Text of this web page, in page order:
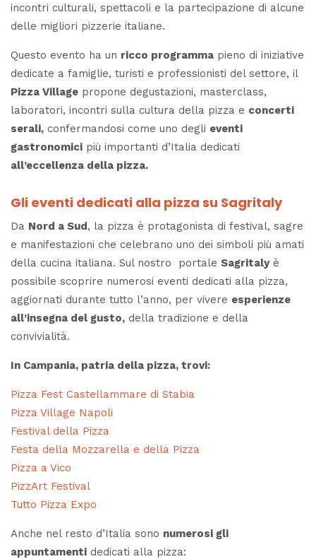
incontri culturali, spettacoli e la partecipazione di alcune
delle migliori pizzerie italiane.
Questo evento ha un ricco programma pieno di iniziative
dedicate a famiglie, turisti e professionisti del settore, il
Pizza Village propone degustazioni, masterclass,
laboratori, incontri sulla cultura della pizza e concerti
serali, confermandosi come uno degli eventi
gastronomici più importanti d’Italia dedicati
all’eccellenza della pizza.
Gli eventi dedicati alla pizza su Sagritaly
Da Nord a Sud, la pizza è protagonista di festival, sagre
e manifestazioni che celebrano uno dei simboli più amati
della cucina italiana. Sul nostro portale Sagritalyè
possibile scoprire numerosi eventi dedicati alla pizza,
aggiornati durante tutto l’anno, per vivere esperienze
all’insegna del gusto, della tradizione e della
convivialità.
In Campania, patria della pizza, trovi:
Pizza Fest Castellammare di Stabia
Pizza Village Napoli
Festival della Pizza
Festa della Mozzarella e della Pizza
Pizza a Vico
PizzArt Festival
Tutto Pizza Expo
Anche nel resto d’Italia sono numerosi gli
appuntamenti dedicati alla pizza: